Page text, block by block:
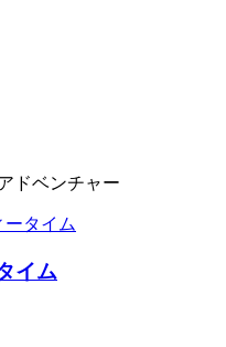
ドベンチャー
イム